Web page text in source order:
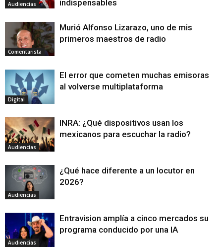
Audiencias indispensables
Comentarista
Murió Alfonso Lizarazo, uno de mis
primeros maestros de radio
Digital
El error que cometen muchas emisoras
al volverse multiplataforma
Audiencias
INRA: ¿Qué dispositivos usan los
mexicanos para escuchar la radio?
Audiencias
¿Qué hace diferente a un locutor en
2026?
Audiencias
Entravision amplía a cinco mercados su
programa conducido por una IA